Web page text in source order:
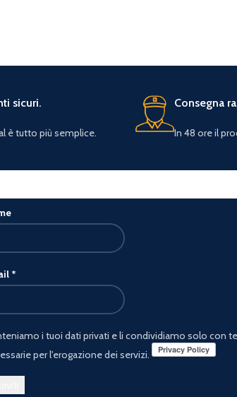
sicuri.
è tutto più semplice.
Consegna
In 48 ore il
*
i tuoi dati privati e li condividiamo solo con
per l'erogazione dei servizi.